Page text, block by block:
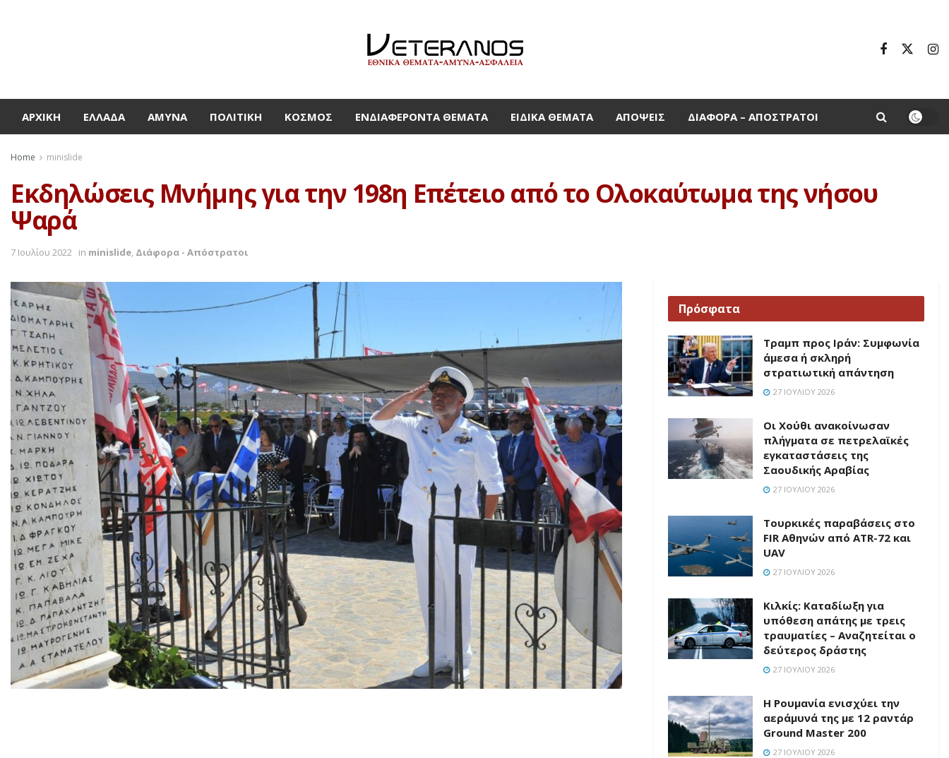
ΑΡΧΙΚΉ ΕΛΛΆΔΑ ΆΜΥΝΑ ΠΟΛΙΤΙΚΉ ΚΌΣΜΟΣ ΕΝΔΙΑΦΈΡΟΝΤΑ ΘΈΜΑΤΑ ΕΙΔΙΚΆ ΘΈΜΑΤΑ ΑΠΌΨΕΙΣ ΔΙΆΦΟΡΑ – ΑΠΌΣΤΡΑΤΟΙ
Home minislide
Εκδηλώσεις Μνήμης για την 198η Επέτειο από το Ολοκαύτωμα της νήσου
Ψαρά
7 Ιουλίου 2022 in minislide, Διάφορα - Απόστρατοι
Πρόσφατα
Τραμπ προς Ιράν: Συμφωνία
άμεσα ή σκληρή
στρατιωτική απάντηση
27 ΙΟΥΛΊΟΥ 2026
Οι Χούθι ανακοίνωσαν
πλήγματα σε πετρελαϊκές
εγκαταστάσεις της
Σαουδικής Αραβίας
27 ΙΟΥΛΊΟΥ 2026
Τουρκικές παραβάσεις στο
FIR Αθηνών από ATR-72 και
UAV
27 ΙΟΥΛΊΟΥ 2026
Κιλκίς: Καταδίωξη για
υπόθεση απάτης με τρεις
τραυματίες – Αναζητείται ο
δεύτερος δράστης
27 ΙΟΥΛΊΟΥ 2026
Η Ρουμανία ενισχύει την
αεράμυνά της με 12 ραντάρ
Ground Master 200
27 ΙΟΥΛΊΟΥ 2026